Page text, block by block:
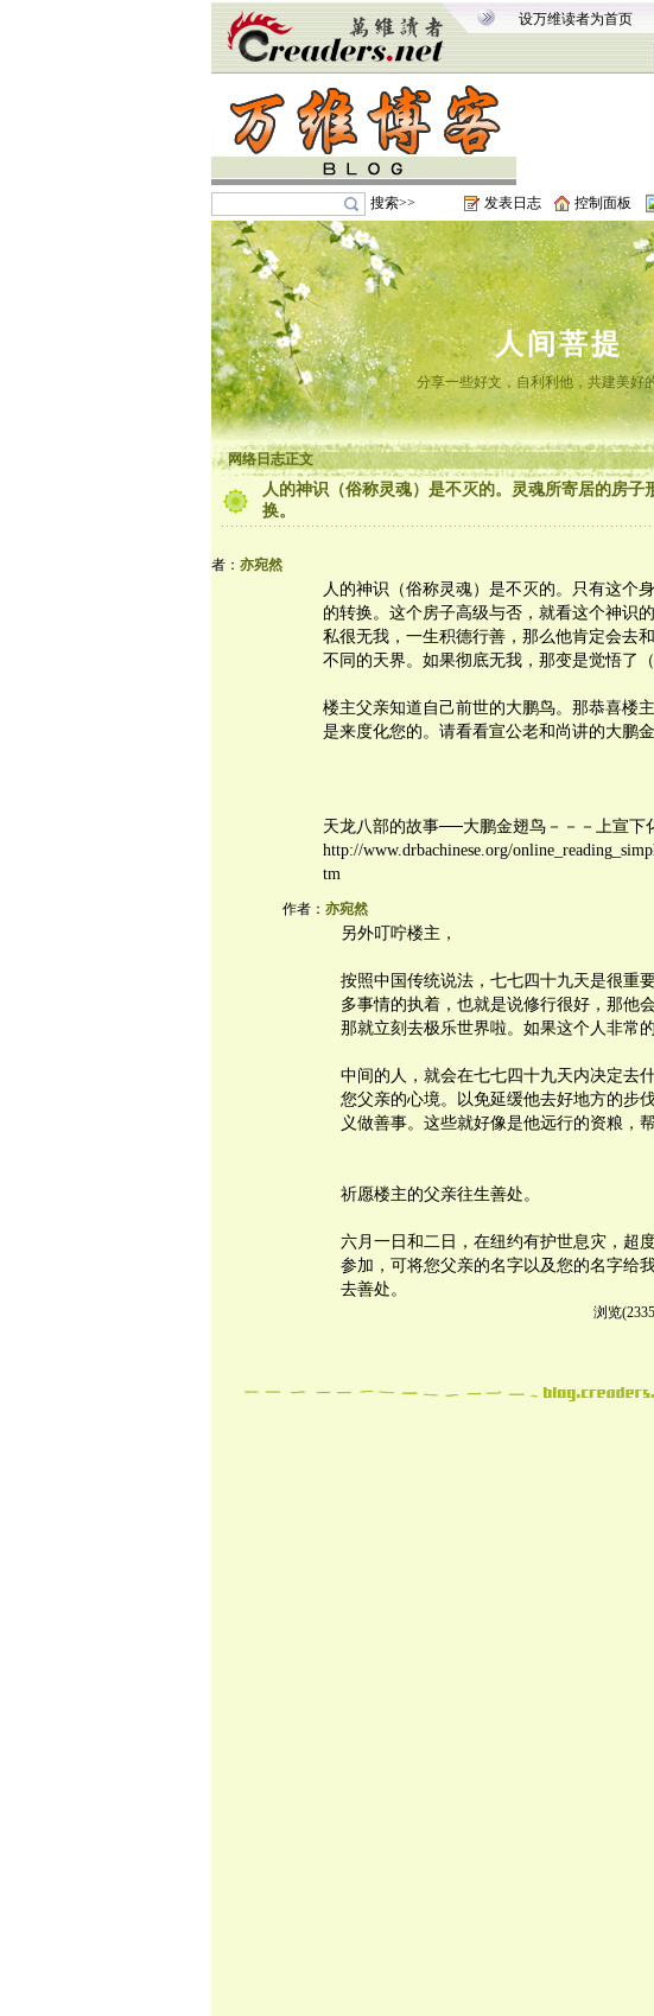
设万维读者为首页
搜索>> 发表日志 控制面板
人间菩提
分享一些好文，自利利他，共建美好
网络日志正文
人的神识（俗称灵魂）是不灭的。灵魂所寄居的房子
换。
者： 亦宛然
人的神识（俗称灵魂）是不灭的。只有这个
的转换。这个房子高级与否，就看这个神识
私很无我，一生积德行善，那么他肯定会去
不同的天界。如果彻底无我，那变是觉悟了（
楼主父亲知道自己前世的大鹏鸟。那恭喜楼
是来度化您的。请看看宣公老和尚讲的大鹏金
天龙八部的故事──大鹏金翅鸟－－－上宣下
http://www.drbachinese.org/
tm
作者： 亦宛然
另外叮咛楼主，
按照中国传统说法，七七四十九天是很重
多事情的执着，也就是说修行很好，那他
那就立刻去极乐世界啦。如果这个人非常
中间的人，就会在七七四十九天内决定去
您父亲的心境。以免延缓他去好地方的步
义做善事。这些就好像是他远行的资粮，
祈愿楼主的父亲往生善处。
六月一日和二日，在纽约有护世息灾，超
参加，可将您父亲的名字以及您的名字给
去善处。
浏览